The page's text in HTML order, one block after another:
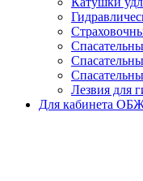
Лезвия для
Для кабинета